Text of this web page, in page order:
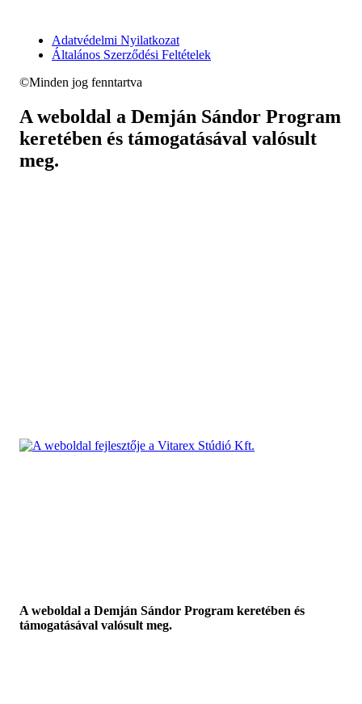
Adatvédelmi Nyilatkozat
Általános Szerződési Feltételek
©Minden jog fenntartva
A weboldal a Demján Sándor Program
keretében és támogatásával valósult
meg.
A weboldal a Demján Sándor Program keretében és
támogatásával valósult meg.